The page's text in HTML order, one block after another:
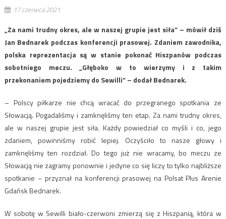
17 czerwca 2021
„Za nami trudny okres, ale w naszej grupie jest siła” – mówił dziś
Jan Bednarek podczas konferencji prasowej. Zdaniem zawodnika,
polska reprezentacja są w stanie pokonać Hiszpanów podczas
sobotniego meczu. „Głęboko w to wierzymy i z takim
przekonaniem pojedziemy do Sewilli” – dodał Bednarek.
– Polscy piłkarze nie chcą wracać do przegranego spotkania ze
Słowacją. Pogadaliśmy i zamknęliśmy ten etap. Za nami trudny okres,
ale w naszej grupie jest siła. Każdy powiedział co myśli i co, jego
zdaniem, powinniśmy robić lepiej. Oczyściło to nasze głowy i
zamknęliśmy ten rozdział. Do tego już nie wracamy, bo meczu ze
Słowacją nie zagramy ponownie i jedyne co się liczy to tylko najbliższe
spotkanie – przyznał na konferencji prasowej na Polsat Plus Arenie
Gdańsk Bednarek.
W sobotę w Sewilli biało-czerwoni zmierzą się z Hiszpanią, która w